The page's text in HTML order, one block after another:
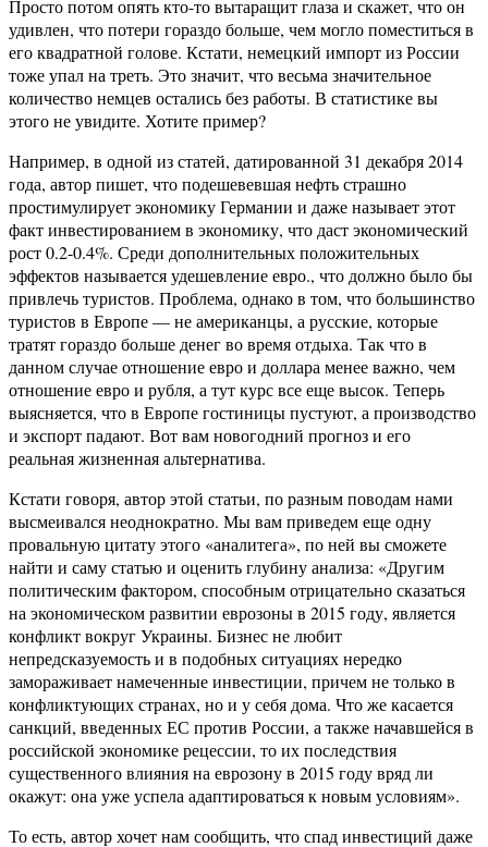
Просто потом опять кто-то вытаращит глаза и скажет, что он
удивлен, что потери гораздо больше, чем могло поместиться в
его квадратной голове. Кстати, немецкий импорт из России
тоже упал на треть. Это значит, что весьма значительное
количество немцев остались без работы. В статистике вы
этого не увидите. Хотите пример?
Например, в одной из статей, датированной 31 декабря 2014
года, автор пишет, что подешевевшая нефть страшно
простимулирует экономику Германии и даже называет этот
факт инвестированием в экономику, что даст экономический
рост 0.2-0.4%. Среди дополнительных положительных
эффектов называется удешевление евро., что должно было бы
привлечь туристов. Проблема, однако в том, что большинство
туристов в Европе — не американцы, а русские, которые
тратят гораздо больше денег во время отдыха. Так что в
данном случае отношение евро и доллара менее важно, чем
отношение евро и рубля, а тут курс все еще высок. Теперь
выясняется, что в Европе гостиницы пустуют, а производство
и экспорт падают. Вот вам новогодний прогноз и его
реальная жизненная альтернатива.
Кстати говоря, автор этой статьи, по разным поводам нами
высмеивался неоднократно. Мы вам приведем еще одну
провальную цитату этого «аналитега», по ней вы сможете
найти и саму статью и оценить глубину анализа: «Другим
политическим фактором, способным отрицательно сказаться
на экономическом развитии еврозоны в 2015 году, является
конфликт вокруг Украины. Бизнес не любит
непредсказуемость и в подобных ситуациях нередко
замораживает намеченные инвестиции, причем не только в
конфликтующих странах, но и у себя дома. Что же касается
санкций, введенных ЕС против России, а также начавшейся в
российской экономике рецессии, то их последствия
существенного влияния на еврозону в 2015 году вряд ли
окажут: она уже успела адаптироваться к новым условиям».
То есть, автор хочет нам сообщить, что спад инвестиций даже